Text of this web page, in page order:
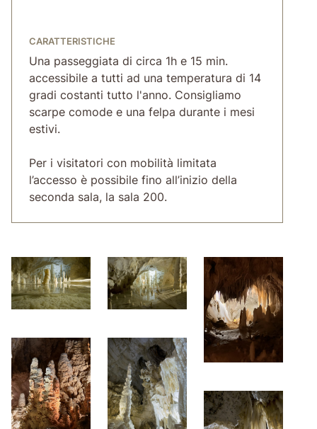
CARATTERISTICHE
Una passeggiata di circa 1h e 15 min.
accessibile a tutti ad una temperatura di 14
gradi costanti tutto l'anno. Consigliamo
scarpe comode e una felpa durante i mesi
estivi.
Per i visitatori con mobilità limitata
l’accesso è possibile fino all’inizio della
seconda sala, la sala 200.